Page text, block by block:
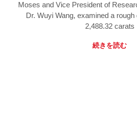
Moses and Vice President of
Dr. Wuyi Wang, examined a
2,488.32 carats
続きを読む